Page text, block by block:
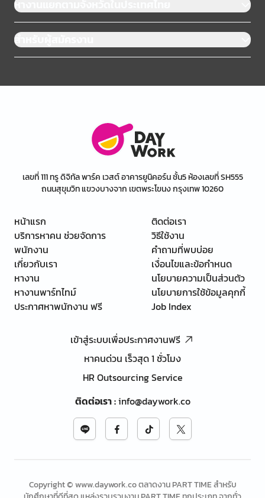
หางานแยกตามจังหวัดในประเทศไทย
สำหรับผู้สมัครงาน
เลขที่ 111 ทรู ดิจิทัล พาร์ค เวสต์ อาคารยูนิคอร์น ชั้น5 ห้องเลขที่ SH555
ถนนสุขุมวิท แขวงบางจาก เขตพระโขนง กรุงเทพ 10260
หน้าแรก
บริการหาคน ช่วยจัดการ
พนักงาน
เกี่ยวกับเรา
หางาน
หางานพาร์ทไทม์
ประกาศหาพนักงาน ฟรี
ติดต่อเรา
วิธีใช้งาน
คำถามที่พบบ่อย
เงื่อนไขและข้อกำหนด
นโยบายความเป็นส่วนตัว
นโยบายการใช้ข้อมูลคุกกี้
Job Index
เข้าสู่ระบบเพื่อประกาศงานฟรี
หาคนด่วน เร็วสุด 1 ชั่วโมง
HR Outsourcing Service
ติดต่อเรา:info@daywork.co
Copyright © www.daywork.co ตลาดงาน PART TIME สำหรับ